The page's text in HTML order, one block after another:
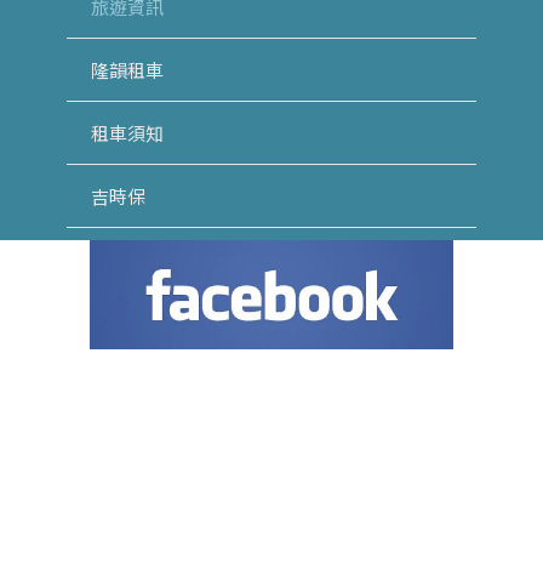
旅遊資訊
隆韻租車
租車須知
吉時保